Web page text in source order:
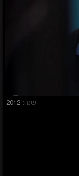
שנה: 2012